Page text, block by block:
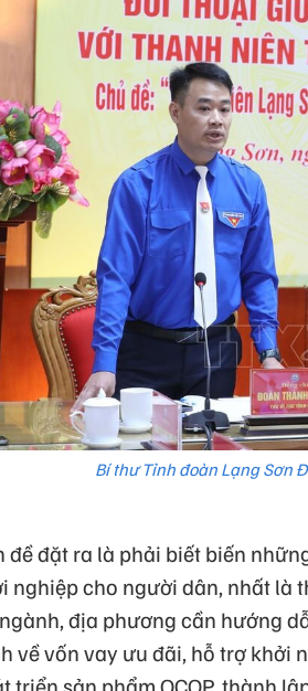
Bí thư Tỉnh đoàn Lạng Sơn
đề đặt ra là phải biết biến
nghiệp cho người dân, nhất là
địa phương cần hướng
về vốn vay ưu đãi, hỗ trợ khởi
triển sản phẩm OCOP, thành